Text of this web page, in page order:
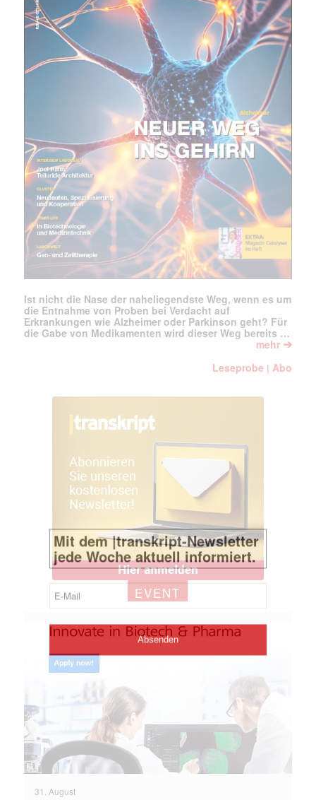
Mit dem |transkript-Newsletter
jede Woche aktuell informiert.
E-
Mail
(erforderlich)
Ist nicht die Nase der naheliegendste Weg, wenn es um
die Entnahme von Proben bei Verdacht auf
Erkrankungen wie Alzheimer oder Parkinson geht? Für
die Gabe von Medikamenten wird dieser Weg bereits …
mehr ➔
Leseprobe |Abo
EVENT
31. August